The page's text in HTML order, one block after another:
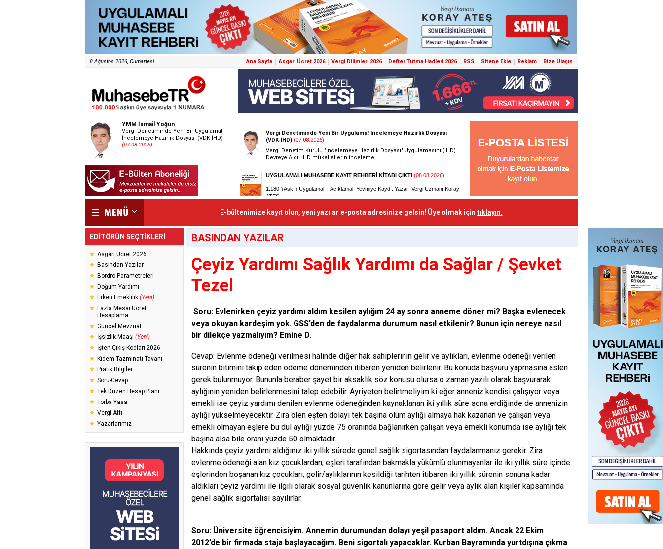
8 Ağustos 2026, Cumartesi Ana Sayfa Asgari Ücret 2026 Vergi Dilimleri 2026 Defter Tutma Hadleri 2026 RSS Sitene Ekle Reklam Bize Ulaşın
YMM İsmail Yoğun
Vergi Denetiminde Yeni Bir Uygulama!
İncelemeye Hazırlık Dosyası (VDK-İHD)
(07.08.2026)
E-bültenimize kayıt olun, yeni yazılar e-posta adresinize gelsin! Üye olmak için tıklayın.
EDİTÖRÜN SEÇTİKLERİ
Asgari Ücret 2026
Basından Yazılar
Bordro Parametreleri
Doğum Yardımı
Erken Emeklilik (Yeni)
Fazla Mesai Ücreti
Hesaplama
Güncel Mevzuat
İşsizlik Maaşı (Yeni)
İşten Çıkış Kodları 2026
Kıdem Tazminatı Tavanı
Pratik Bilgiler
Soru-Cevap
Tek Düzen Hesap Planı
Torba Yasa
Vergi Affı
Yazarlarımız
BASINDAN YAZILAR
Çeyiz Yardımı Sağlık Yardımı da Sağlar / Şevket
Tezel
Soru: Evlenirken çeyiz yardımı aldım kesilen aylığım 24 ay sonra anneme döner mi? Başka evlenecek
veya okuyan kardeşim yok. GSS’den de faydalanma durumum nasıl etkilenir? Bunun için nereye nasıl
bir dilekçe yazmalıyım? Emine D.
Cevap: Evlenme ödeneği verilmesi halinde diğer hak sahiplerinin gelir ve aylıkları, evlenme ödeneği verilen
sürenin bitimini takip eden ödeme döneminden itibaren yeniden belirlenir. Bu konuda başvuru yapmasına aslen
gerek bulunmuyor. Bununla beraber şayet bir aksaklık söz konusu olursa o zaman yazılı olarak başvurarak
aylığının yeniden belirlenmesini talep edebilir. Ayriyeten belirtmeliyim ki eğer anneniz kendisi çalışıyor veya
emekli ise çeyiz yardımı denilen evlenme ödeneğinden kaynaklanan iki yıllık süre sona erdiğinde de annenizin
aylığı yükselmeyecektir. Zira ölen eşten dolayı tek başına ölüm aylığı almaya hak kazanan ve çalışan veya
emekli olmayan eşlere bu dul aylığı yüzde 75 oranında bağlanırken çalışan veya emekli konumda ise aylığı tek
başına alsa bile oranı yüzde 50 olmaktadır.
Hakkında çeyiz yardımı aldığınız iki yıllık sürede genel sağlık sigortasından faydalanmanız gerekir. Zira
evlenme ödeneği alan kız çocuklardan; eşleri tarafından bakmakla yükümlü olunmayanlar ile iki yıllık süre içinde
eşlerinden boşanan kız çocukları, gelir/aylıklarının kesildiği tarihten itibaren iki yıllık sürenin sonuna kadar
aldıkları çeyiz yardımı ile ilgili olarak sosyal güvenlik kanunlarına göre gelir veya aylık alan kişiler kapsamında
genel sağlık sigortalısı sayılırlar.
Soru: Üniversite öğrencisiyim. Annemin durumundan dolayı yeşil pasaport aldım. Ancak 22 Ekim
2012’de bir firmada staja başlayacağım. Beni sigortalı yapacaklar. Kurban Bayramında yurtdışına çıkma